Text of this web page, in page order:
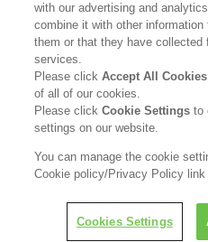
Где купить
Kao Global Site
Правовая информация
Политика конфиденциальности
with our advertising and
combine it with other
them or that they have collected
services.
Please clickAccept All Cookies
of all of our cookies.
Please clickCookie Settingsto
settings on our website.
You can manage the cookie
Cookie policy/Privacy Policy link
Cookies Settings